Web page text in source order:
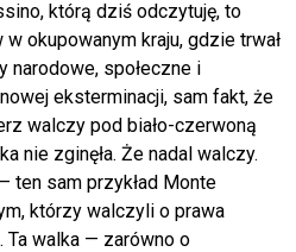
którą dziś odczytuję, to
okupowanym kraju, gdzie trwał
narodowe, społeczne i
eksterminacji, sam fakt, że
walczy pod biało-czerwoną
nie zginęła. Że nadal walczy.
ten sam przykład Monte
którzy walczyli o prawa
Ta walka — zarówno o